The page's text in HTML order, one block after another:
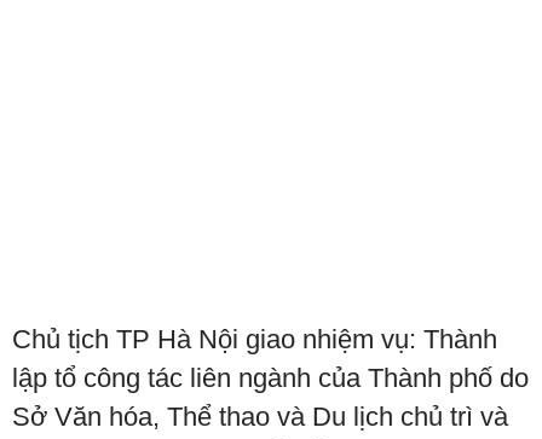
Chủ tịch TP Hà Nội giao nhiệm vụ: Thành
lập tổ công tác liên ngành của Thành phố do
Sở Văn hóa, Thể thao và Du lịch chủ trì và